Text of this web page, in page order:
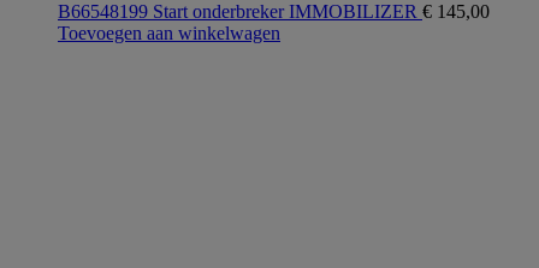
B66548199 Start onderbreker IMMOBILIZER € 145,00
Toevoegen aan winkelwagen